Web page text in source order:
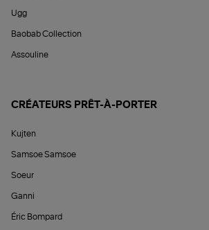
Ugg
Baobab Collection
Assouline
CRÉATEURS PRÊT-À-PORTER
Kujten
Samsoe Samsoe
Soeur
Ganni
Éric Bompard